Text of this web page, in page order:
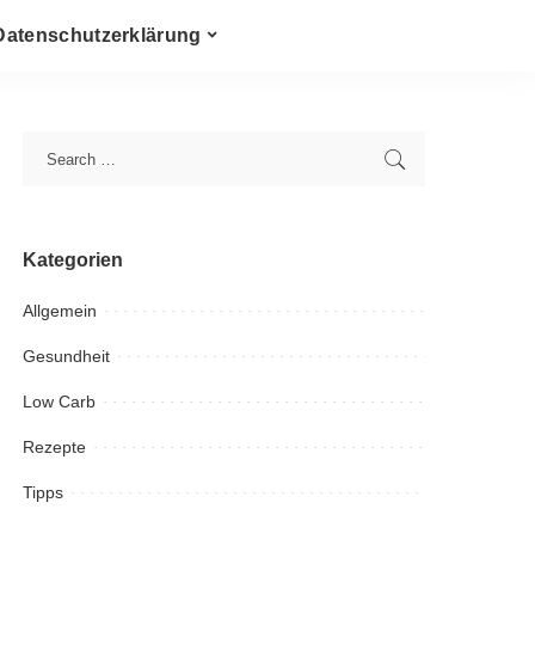
Kategorien
Allgemein
Gesundheit
Low Carb
Rezepte
Tipps